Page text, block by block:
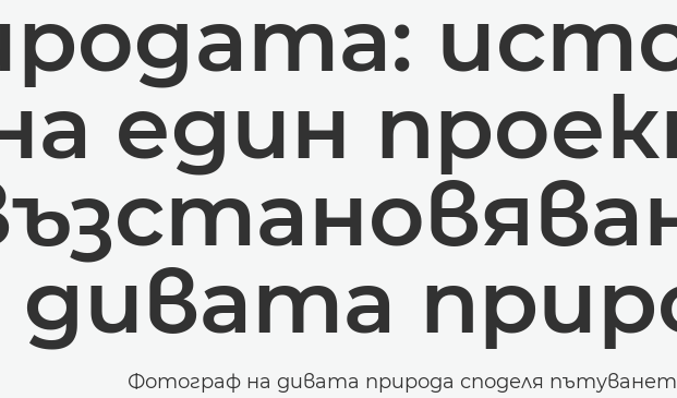
един
дивата
Фотограф на дивата природа споделя